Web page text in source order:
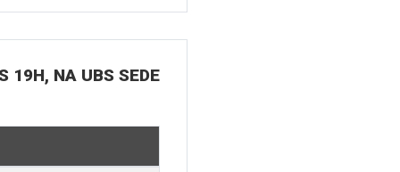
19H, NA UBS SEDE